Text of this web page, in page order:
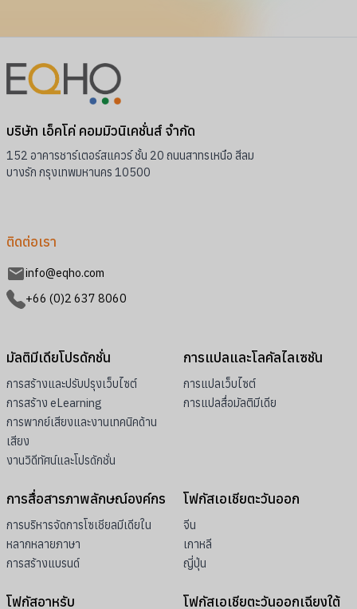
บริษัท เอ็คโค่ คอมมิวนิเคชั่นส์ จำกัด
152 อาคารชาร์เตอร์สแควร์ ชั้น 20 ถนนสาทรเหนือ สีลม
บางรัก กรุงเทพมหานคร 10500
ติดต่อเรา
info@eqho.com
+66 (0)2 637 8060
มัลติมีเดียโปรดักชั่น
การสร้างและปรับปรุงเว็บไซต์
การสร้าง eLearning
การพากย์เสียงและงานเทคนิคด้าน
เสียง
งานวิดีทัศน์และโปรดักชั่น
การแปลและโลคัลไลเซชัน
การแปลเว็บไซต์
การแปลสื่อมัลติมีเดีย
การสื่อสารภาพลักษณ์องค์กร
การบริหารจัดการโซเชียลมีเดียใน
หลากหลายภาษา
การสร้างแบรนด์
โฟกัสเอเชียตะวันออก
จีน
เกาหลี
ญี่ปุ่น
โฟกัสอาหรับ โฟกัสเอเชียตะวันออกเฉียงใต้